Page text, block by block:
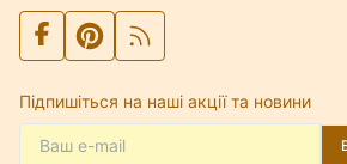
Підпишіться на наші акції та новини